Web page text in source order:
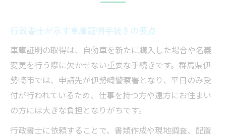
繁雑な車庫証明も行政書士がスムーズ対応
名義変更の流れと行政書士の役割を解説
行政書士を活用した手間削減と確実性向上
行政書士による代行サービスの活用事例
手続き簡単に！行政書士サポートで失敗防止
行政書士のサポートで書類不備を防ぐ方法
行政書士と進める名義変更の失敗対策
行政書士が示す車庫証明手続きの要点
車庫証明の取得は、自動車を新たに購入した場合や名義
変更を行う際に欠かせない重要な手続きです。群馬県伊
勢崎市では、申請先が伊勢崎警察署となり、平日のみ受
付が行われているため、仕事を持つ方や遠方にお住まい
の方には大きな負担となりがちです。
行政書士に依頼することで、書類作成や現地調査、配置